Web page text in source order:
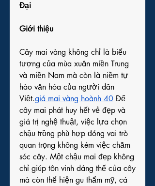
Đại
Giới thiệu
Cây mai vàng không chỉ là biểu
tượng của mùa xuân miền Trung
và miền Nam mà còn là niềm tự
hào văn hóa của người dân
Việt.giá mai vàng hoành 40 Để
cây mai phát huy hết vẻ đẹp và
giá trị nghệ thuật, việc lựa chọn
chậu trồng phù hợp đóng vai trò
quan trọng không kém việc chăm
sóc cây. Một chậu mai đẹp không
chỉ giúp tôn vinh dáng thế của cây
mà còn thể hiện gu thẩm mỹ, cá